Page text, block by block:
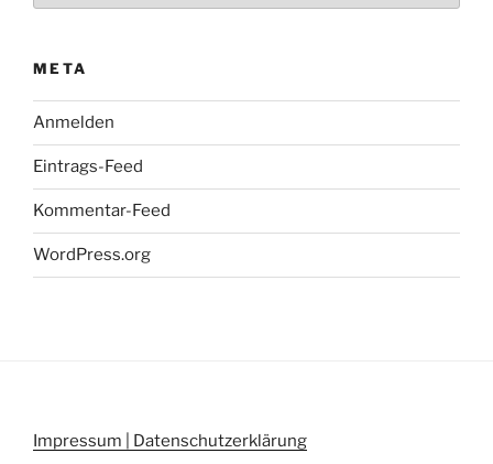
META
Anmelden
Eintrags-Feed
Kommentar-Feed
WordPress.org
Impressum | Datenschutzerklärung